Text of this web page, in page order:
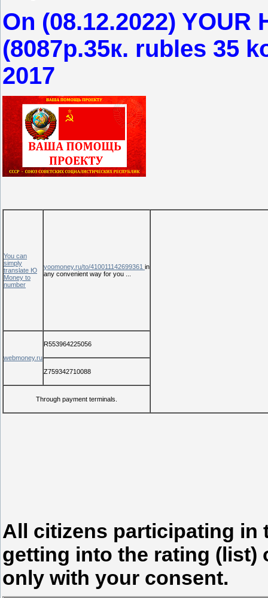
On (08.12.2022) YOUR
(8087р.35к. rubles 35
2017
You can
simply
translate Ю
Money to
number
yoomoney.ru/to/410011142699361 in
any convenient way for you ...
webmoney.ru
R553964225056
Z759342710088
Through payment terminals.
All citizens participating in
getting into the rating (list)
only with your consent.